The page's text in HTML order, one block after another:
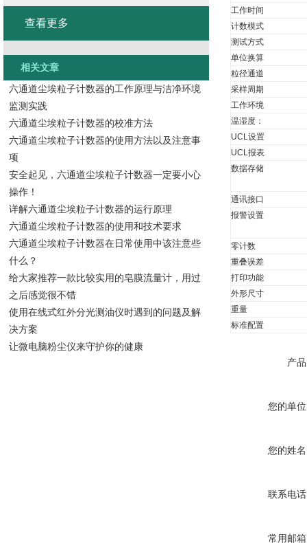
工作时间
计数模式
测试方式
单位换算
粒径通道
采样周期
工作环境
温湿度：
UCL设置
UCL报表
数据存储
通讯接口
报警设置
零计数
重叠误差
打印功能
外形尺寸
重量
标准配置
产
您的单
您的姓
联系电
常用邮
查看更多
相关文章
六通道尘埃粒子计数器的工作原理与洁净环境
监测实践
六通道尘埃粒子计数器的校准方法
六通道尘埃粒子计数器的使用方法以及注意事
项
安全起见，六通道尘埃粒子计数器一定要小心
操作！
详解六通道尘埃粒子计数器的运行原理
六通道尘埃粒子计数器的使用和技术要求
六通道尘埃粒子计数器在日常使用中该注意些
什么？
给大家推荐一款比较实用的皂膜流量计，用过
之后感觉很不错
使用在线式红外分光测油仪时遇到的问题及解
决方案
让微电脑粉尘仪来守护你的健康